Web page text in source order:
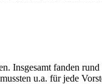
Insgesamt fanden
u.a. für jede